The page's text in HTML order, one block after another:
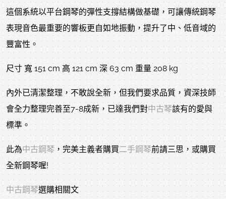
這個系統以平台鋼琴的彈性支撐結構做基礎，可讓傳統鋼琴
表現音色最重要的響板更自如地振動，提升了中、低音域的
豐富性。
尺寸 寬 151 cm 高 121 cm 深 63 cm 重量 208 kg
內外已清潔整理，不敢說全新，但我們要求品質，資深技師
會全力整理完善至7-8成新，已達我們對中古琴該有的愛與
標準。
此為中古鋼琴 ，完美主義者購買二手鋼琴前請三思，或購買
全新鋼琴喔!
中古鋼琴選購相關文